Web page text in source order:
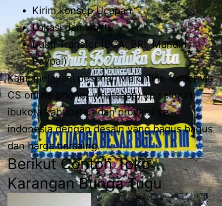
Kirim konsep Ucapan
Lokasi dan waktu
Bukti Transfer (BCA, BRI, Mandiri,
Paypal)
Kami melayani pesanan via online (order via
CS online phone/ whatsapp) ke seluruh
ibukota kabupaten dan provinsi se
indonesia dengan desain yang bagus bagus
dan harga bersaing.
Berikut Contoh Toko
Karangan Bunga Tugu